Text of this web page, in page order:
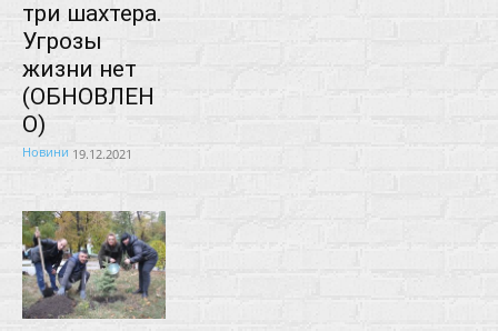
три шахтера.
Угрозы
жизни нет
(ОБНОВЛЕН
О)
Новини 19.12.2021